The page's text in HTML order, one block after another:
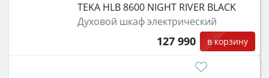
TEKA HLB 8600 NIGHT RIVER BLACK
Духовой шкаф электрический
127 990 в корзину